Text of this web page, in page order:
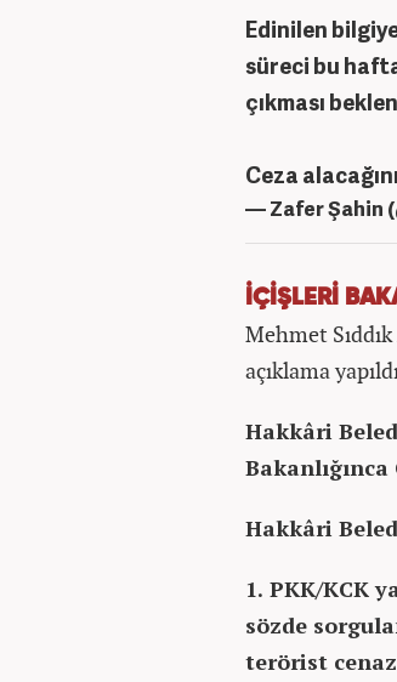
Edinilen
süreci bu
çıkması
Ceza
— Zafer Şahin
İÇİŞLERİ
Mehmet
açıklama
Hakkâri
Hakkâri
1. PKK/KCK
sözde
terörist